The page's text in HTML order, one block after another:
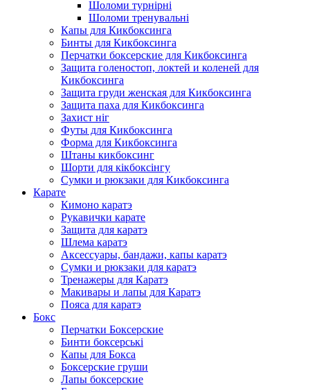
Шоломи турнірні
Шоломи тренувальні
Капы для Кикбоксинга
Бинты для Кикбоксинга
Перчатки боксерские для Кикбоксинга
Защита голеностоп, локтей и коленей для
Кикбоксинга
Защита груди женская для Кикбоксинга
Защита паха для Кикбоксинга
Захист ніг
Футы для Кикбоксинга
Форма для Кикбоксинга
Штаны кикбоксинг
Шорти для кікбоксінгу
Сумки и рюкзаки для Кикбоксинга
Карате
Кимоно каратэ
Рукавички карате
Защита для каратэ
Шлема каратэ
Аксессуары, бандажи, капы каратэ
Сумки и рюкзаки для каратэ
Тренажеры для Каратэ
Макивары и лапы для Каратэ
Пояса для каратэ
Бокс
Перчатки Боксерские
Бинти боксерські
Капы для Бокса
Боксерские груши
Лапы боксерские